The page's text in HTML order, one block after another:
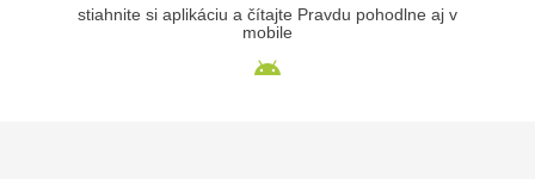
stiahnite si aplikáciu a čítajte Pravdu pohodlne aj v
mobile